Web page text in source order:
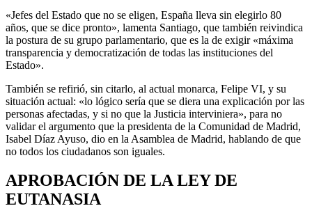
«Jefes del Estado que no se eligen, España lleva sin elegirlo 80
años, que se dice pronto», lamenta Santiago, que también reivindica
la postura de su grupo parlamentario, que es la de exigir «máxima
transparencia y democratización de todas las instituciones del
Estado».
También se refirió, sin citarlo, al actual monarca, Felipe VI, y su
situación actual: «lo lógico sería que se diera una explicación por las
personas afectadas, y si no que la Justicia interviniera», para no
validar el argumento que la presidenta de la Comunidad de Madrid,
Isabel Díaz Ayuso, dio en la Asamblea de Madrid, hablando de que
no todos los ciudadanos son iguales.
APROBACIÓN DE LA LEY DE
EUTANASIA